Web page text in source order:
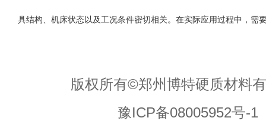
具结构、机床状态以及工况条件密切相关。在实际应用过程中，需
高硬材料加工中的性能优势。
版权所有©郑州博特硬质材料
豫ICP备08005952号-1